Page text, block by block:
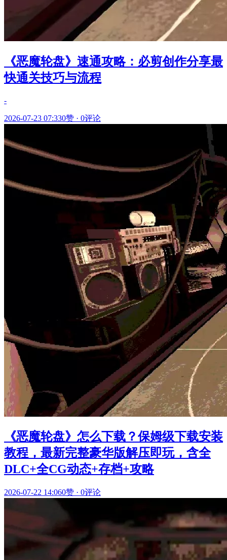
《恶魔轮盘》速通攻略：必剪创作分享最
快通关技巧与流程
-
2026-07-23 07:330赞 · 0评论
《恶魔轮盘》怎么下载？保姆级下载安装
教程，最新完整豪华版解压即玩，含全
DLC+全CG动态+存档+攻略
2026-07-22 14:060赞 · 0评论